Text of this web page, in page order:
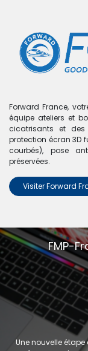
Boutique
Coque de
Pro Max -
Forward France,
équipe ateliers et
cicatrisants et
protection écran 3D
courbés), pose
préservées.
Visiter Forward
FMP-
Une nouvelle